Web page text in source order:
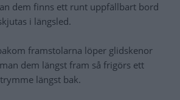
dem finns ett runt uppfällbart bord
i längsled.
framstolarna löper glidskenor
dem längst fram så frigörs ett
längst bak.